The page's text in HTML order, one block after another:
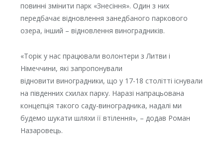
повинні змінити парк «Знесіння». Один з них
передбачає відновлення занедбаного паркового
озера, інший – відновлення виноградників.
«Торік у нас працювали волонтери з Литви і
Німеччини, які запропонували
відновити виноградники, що у 17-18 столітті існували
на південних схилах парку. Наразі напрацьована
концепція такого саду-виноградника, надалі ми
будемо шукати шляхи її втілення», – додав Роман
Назаровець.